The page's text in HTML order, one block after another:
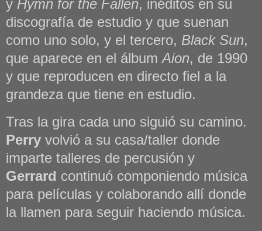
y Hymn for the Fallen, inéditos en su
discografía de estudio y que suenan
como uno solo, y el tercero, Black Sun,
que aparece en el álbumAion, de 1990
y que reproducen en directo fiel a la
grandeza que tiene en estudio.
Tras la gira cada uno siguió su camino.
Perry volvió a su casa/taller donde
imparte talleres de percusión y
Gerrard continuó componiendo música
para películas y colaborando allí donde
la llamen para seguir haciendo música.